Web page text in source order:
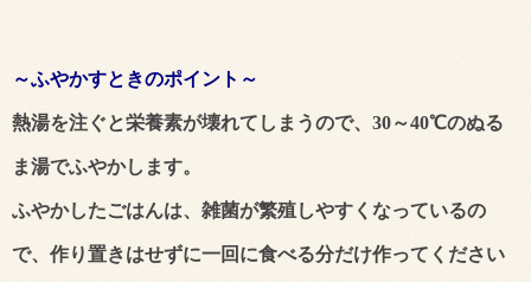
～ふやかすときのポイント～
熱湯を注ぐと栄養素が壊れてしまうので、30～40℃のぬる
ま湯でふやかします。
ふやかしたごはんは、雑菌が繁殖しやすくなっているの
で、作り置きはせずに一回に食べる分だけ作ってください